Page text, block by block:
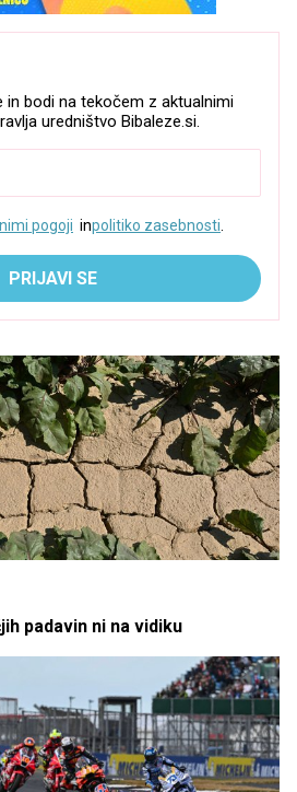
in bodi na tekočem z aktualnimi
uredništvo Bibaleze.si.
pogoji inpolitiko zasebnosti
PRIJAVI SE
padavin ni na vidiku